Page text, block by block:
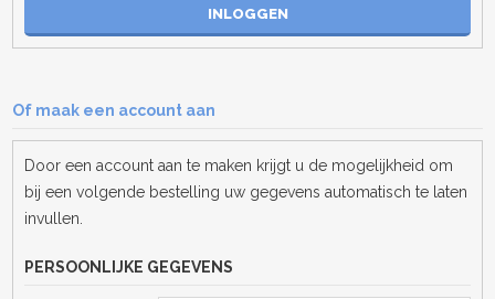
Of maak een account aan
Door een account aan te maken krijgt u de mogelijkheid om
bij een volgende bestelling uw gegevens automatisch te laten
invullen.
PERSOONLIJKE GEGEVENS